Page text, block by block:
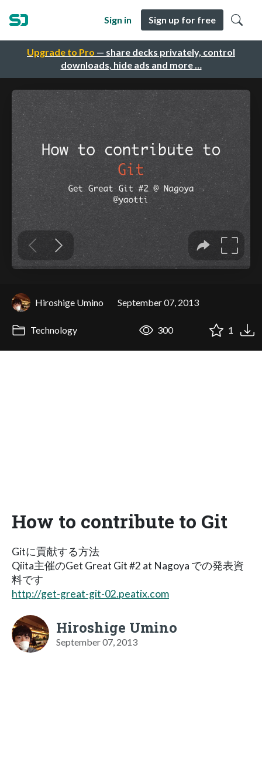
Upgrade to Pro — share decks privately, control
downloads, hide ads and more …
Sign in Sign up for free
Hiroshige Umino September 07, 2013
Technology 300 1
How to contribute to Git
Gitに貢献する方法
Qiita主催のGet Great Git #2 at Nagoya での発表資
料です
http://get-great-git-02.peatix.com
Hiroshige Umino
September 07, 2013